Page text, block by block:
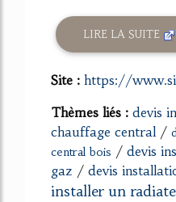
LIRE LA SUITE
Site : https://
Thèmes liés : devis
chauffage central /
central bois / devis
gaz / devis
installer un